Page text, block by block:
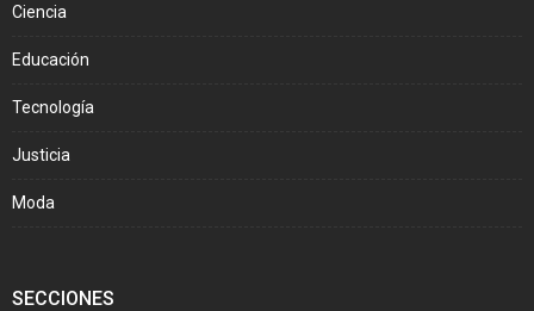
Ciencia
Educación
Tecnología
Justicia
Moda
SECCIONES